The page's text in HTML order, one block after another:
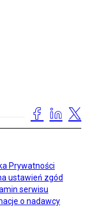
Prywatności
ustawień zgód
serwisu
o nadawcy